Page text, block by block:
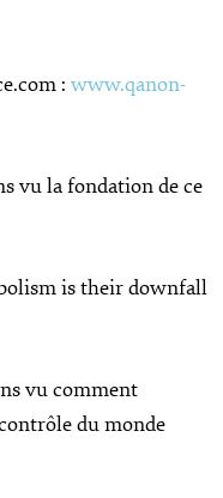
: www.qanon-
vu la fondation de ce
is their downfall
vu comment
du monde